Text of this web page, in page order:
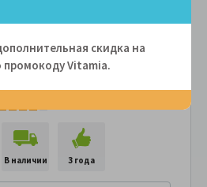
(ЛИССАБОН)
Артикул: 106509
В наличии 3 года
скидка на
промокоду Vitamiа.